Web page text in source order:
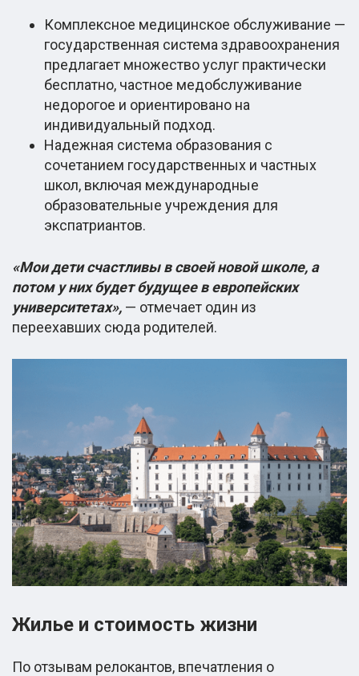
Комплексное медицинское обслуживание —
государственная система здравоохранения
предлагает множество услуг практически
бесплатно, частное медобслуживание
недорогое и ориентировано на
индивидуальный подход.
Надежная система образования с
сочетанием государственных и частных
школ, включая международные
образовательные учреждения для
экспатриантов.
«Мои дети счастливы в своей новой школе, а
потом у них будет будущее в европейских
университетах», — отмечает один из
переехавших сюда родителей.
Жилье и стоимость жизни
По отзывам релокантов, впечатления о